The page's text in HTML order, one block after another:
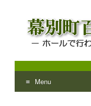
幕別
ホールで行われる
Menu